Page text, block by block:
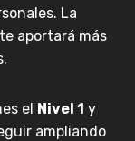
La
aportará más
el Nivel 1 y
ampliando